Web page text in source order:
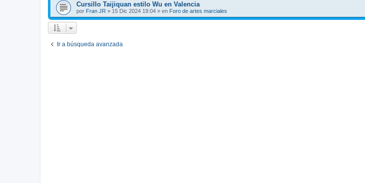
Cursillo Taijiquan estilo Wu en Valencia
por Fran JR » 15 Dic 2024 19:04 » en Foro de artes marciales
Ir a búsqueda avanzada